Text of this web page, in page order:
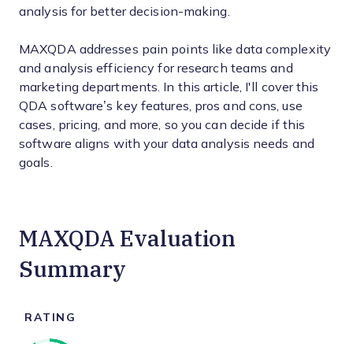
analysis for better decision-making.
MAXQDA addresses pain points like data complexity
and analysis efficiency for research teams and
marketing departments. In this article, I'll cover this
QDA software’s key features, pros and cons, use
cases, pricing, and more, so you can decide if this
software aligns with your data analysis needs and
goals.
MAXQDA Evaluation
Summary
RATING